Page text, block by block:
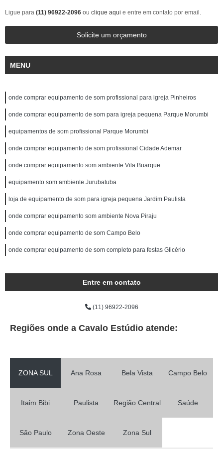
Ligue para (11) 96922-2096 ou clique aqui e entre em contato por email.
Solicite um orçamento
MENU
onde comprar equipamento de som profissional para igreja Pinheiros
onde comprar equipamento de som para igreja pequena Parque Morumbi
equipamentos de som profissional Parque Morumbi
onde comprar equipamento de som profissional Cidade Ademar
onde comprar equipamento som ambiente Vila Buarque
equipamento som ambiente Jurubatuba
loja de equipamento de som para igreja pequena Jardim Paulista
onde comprar equipamento som ambiente Nova Piraju
onde comprar equipamento de som Campo Belo
onde comprar equipamento de som completo para festas Glicério
Entre em contato
(11) 96922-2096
Regiões onde a Cavalo Estúdio atende:
ZONA SUL Ana Rosa Bela Vista Campo Belo
Itaim Bibi Paulista Região Central Saúde
São Paulo Zona Oeste Zona Sul